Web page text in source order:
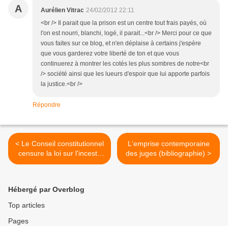
A Aurélien Vitrac 24/02/2012 22:11
<br /> Il parait que la prison est un centre tout frais payés, où
l'on est nourri, blanchi, logé, il parait...<br /> Merci pour ce que
vous faites sur ce blog, et n'en déplaise à certains j'espère
que vous garderez votre liberté de ton et que vous
continuerez à montrer les cotés les plus sombres de notre<br
/> société ainsi que les lueurs d'espoir que lui apporte parfois
la justice.<br />
Répondre
< Le Conseil constitutionnel
censure la loi sur l'inceste
(2ème mise à jour)
L'emprise contemporaine
des juges (bibliographie) >
Hébergé par Overblog
Top articles
Pages